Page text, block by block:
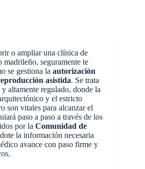
o ampliar una clínica de
seguramente te
se gestiona la autorización
asistida. Se trata
altamente regulado, donde la
y el estricto
son vitales para alcanzar el
paso a paso a través de los
por la Comunidad de
la información necesaria
avance con paso firme y